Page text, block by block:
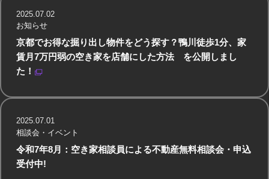
京都でお得な掘り出し物件をどう探す？鴨川徒歩1分、家
賃月7万円弱の空き家を店舗にした方法 を公開しまし
た！
2025.07.02
お知らせ
令和7年8月：空き家相談員による不動産無料相談会・申込
受付中!
2025.07.01
相談会・イベント